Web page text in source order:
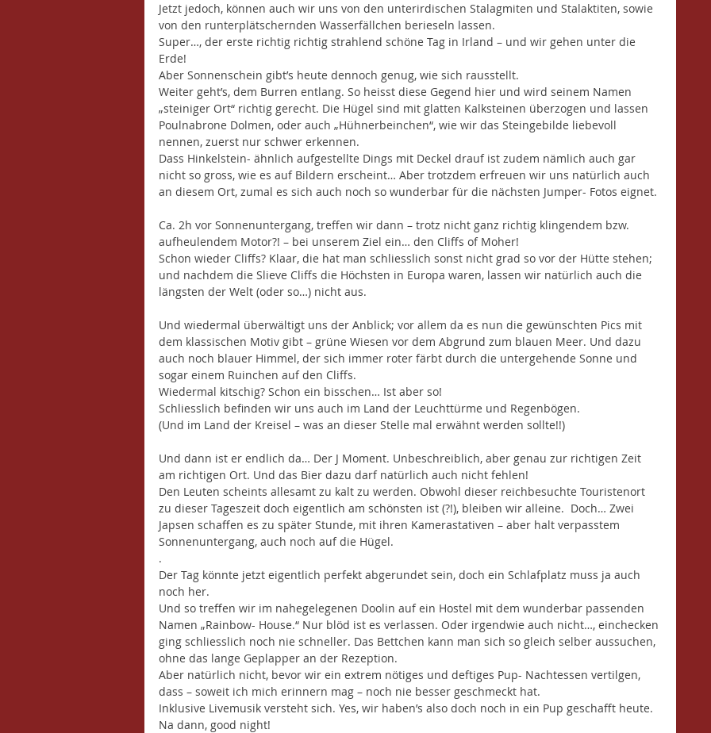
Jetzt jedoch, können auch wir uns von den unterirdischen Stalagmiten und Stalaktiten, sowie
von den runterplätschernden Wasserfällchen berieseln lassen.
Super…, der erste richtig richtig strahlend schöne Tag in Irland – und wir gehen unter die
Erde!
Aber Sonnenschein gibt’s heute dennoch genug, wie sich rausstellt.
Weiter geht’s, dem Burren entlang. So heisst diese Gegend hier und wird seinem Namen
„steiniger Ort“ richtig gerecht. Die Hügel sind mit glatten Kalksteinen überzogen und lassen
Poulnabrone Dolmen, oder auch „Hühnerbeinchen“, wie wir das Steingebilde liebevoll
nennen, zuerst nur schwer erkennen.
Dass Hinkelstein- ähnlich aufgestellte Dings mit Deckel drauf ist zudem nämlich auch gar
nicht so gross, wie es auf Bildern erscheint… Aber trotzdem erfreuen wir uns natürlich auch
an diesem Ort, zumal es sich auch noch so wunderbar für die nächsten Jumper- Fotos eignet.
Ca. 2h vor Sonnenuntergang, treffen wir dann – trotz nicht ganz richtig klingendem bzw.
aufheulendem Motor?! – bei unserem Ziel ein… den Cliffs of Moher!
Schon wieder Cliffs? Klaar, die hat man schliesslich sonst nicht grad so vor der Hütte stehen;
und nachdem die Slieve Cliffs die Höchsten in Europa waren, lassen wir natürlich auch die
längsten der Welt (oder so…) nicht aus.
Und wiedermal überwältigt uns der Anblick; vor allem da es nun die gewünschten Pics mit
dem klassischen Motiv gibt – grüne Wiesen vor dem Abgrund zum blauen Meer. Und dazu
auch noch blauer Himmel, der sich immer roter färbt durch die untergehende Sonne und
sogar einem Ruinchen auf den Cliffs.
Wiedermal kitschig? Schon ein bisschen… Ist aber so!
Schliesslich befinden wir uns auch im Land der Leuchttürme und Regenbögen.
(Und im Land der Kreisel – was an dieser Stelle mal erwähnt werden sollte!!)
Und dann ist er endlich da… Der J Moment. Unbeschreiblich, aber genau zur richtigen Zeit
am richtigen Ort. Und das Bier dazu darf natürlich auch nicht fehlen!
Den Leuten scheints allesamt zu kalt zu werden. Obwohl dieser reichbesuchte Touristenort
zu dieser Tageszeit doch eigentlich am schönsten ist (?!), bleiben wir alleine.  Doch… Zwei
Japsen schaffen es zu später Stunde, mit ihren Kamerastativen – aber halt verpasstem
Sonnenuntergang, auch noch auf die Hügel.
.
Der Tag könnte jetzt eigentlich perfekt abgerundet sein, doch ein Schlafplatz muss ja auch
noch her.
Und so treffen wir im nahegelegenen Doolin auf ein Hostel mit dem wunderbar passenden
Namen „Rainbow- House.“ Nur blöd ist es verlassen. Oder irgendwie auch nicht…, einchecken
ging schliesslich noch nie schneller. Das Bettchen kann man sich so gleich selber aussuchen,
ohne das lange Geplapper an der Rezeption.
Aber natürlich nicht, bevor wir ein extrem nötiges und deftiges Pup- Nachtessen vertilgen,
dass – soweit ich mich erinnern mag – noch nie besser geschmeckt hat.
Inklusive Livemusik versteht sich. Yes, wir haben’s also doch noch in ein Pup geschafft heute.
Na dann, good night!